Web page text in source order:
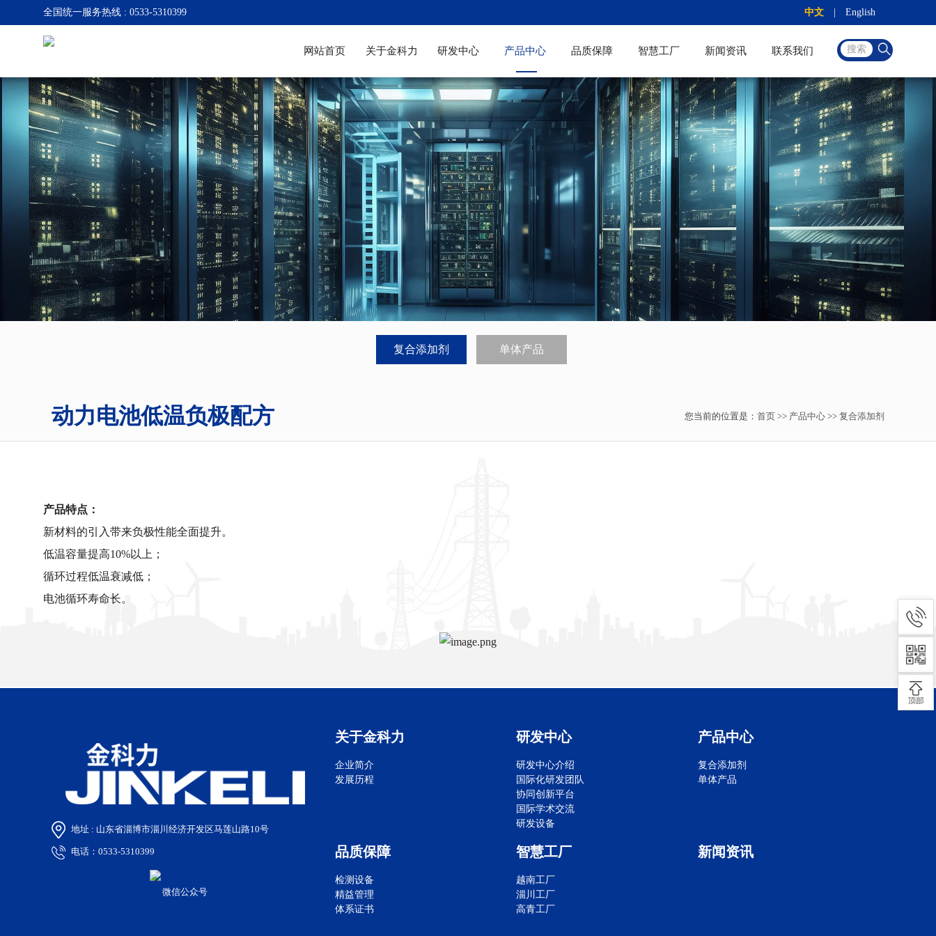
全国统一服务热线 : 0533-5310399 中文 English
网站首页 关于金科力
企业简介
发展历程
研发中心
研发中心介绍
国际化研发团队
协同创新平台
国际学术交流
研发设备
产品中心
复合添加剂
单体产品
品质保障
检测设备
精益管理
体系证书
智慧工厂
越南工厂
淄川工厂
高青工厂
新闻资讯 联系我们
招聘信息
搜索
复合添加剂 单体产品
动力电池低温负极配方 您当前的位置是： 首页 >> 产品中心 >> 复合添加剂
产品特点：
新材料的引入带来负极性能全面提升。
低温容量提高10%以上；
循环过程低温衰减低；
电池循环寿命长。
地址 : 山东省淄博市淄川经济开发区马莲山路10号
电话：0533-5310399
微信公众号
关于金科力
企业简介
发展历程
研发中心
研发中心介绍
国际化研发团队
协同创新平台
国际学术交流
研发设备
产品中心
复合添加剂
单体产品
品质保障
检测设备
精益管理
体系证书
智慧工厂
越南工厂
淄川工厂
高青工厂
新闻资讯